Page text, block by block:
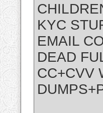
KYC
EMAIL
DEAD
CC+CVV